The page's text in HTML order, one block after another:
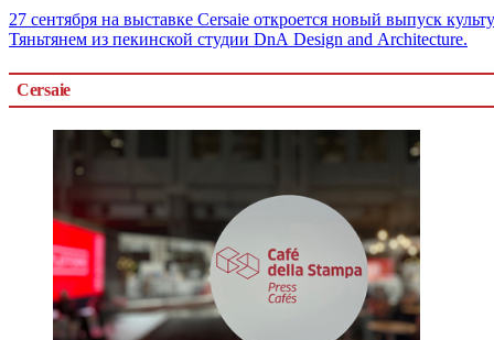
27 сентября на выставке Cersaie откроется новый выпуск
Тяньтянем из пекинской студии DnA Design and Architecture.
Cersaie